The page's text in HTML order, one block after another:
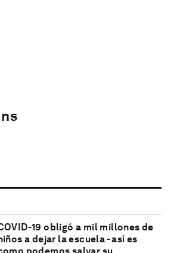
19 obligó a mil millones de
a dejar la escuela - así es